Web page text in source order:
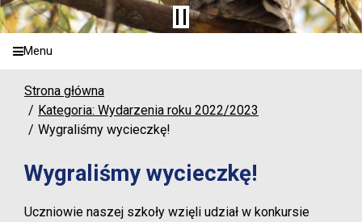
Menu
Strona główna
Kategoria: Wydarzenia roku 2022/2023
Wygraliśmy wycieczkę!
Wygraliśmy wycieczkę!
Uczniowie naszej szkoły wzięli udział w konkursie